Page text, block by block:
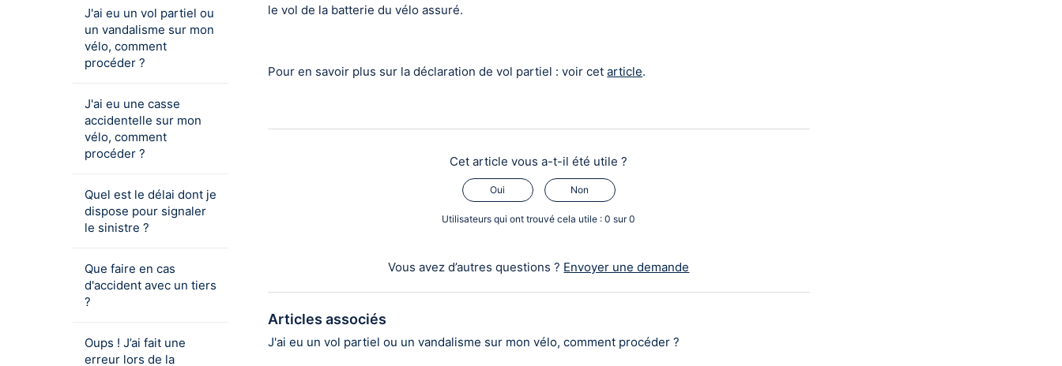
J'ai eu un vol partiel ou
un vandalisme sur mon
vélo, comment
procéder ?
J'ai eu une casse
accidentelle sur mon
vélo, comment
procéder ?
Quel est le délai dont je
dispose pour signaler
le sinistre ?
Que faire en cas
d'accident avec un tiers
?
Oups ! J’ai fait une
erreur lors de la
le vol de la batterie du vélo assuré.
Pour en savoir plus sur la déclaration de vol partiel : voir cetarticle.
Cet article vous a-t-il été utile ?
Oui Non
Utilisateurs qui ont trouvé cela utile : 0 sur 0
Vous avez d’autres questions ? Envoyer une demande
Articles associés
J'ai eu un vol partiel ou un vandalisme sur mon vélo, comment procéder ?